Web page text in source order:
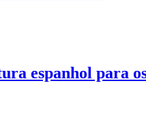
espanhol para